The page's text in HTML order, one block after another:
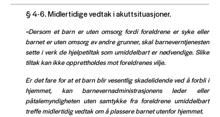
§ 4-6. Midlertidige vedtak i akuttsituasjoner.
«Dersom et barn er uten omsorg fordi foreldrene er syke eller
barnet er uten omsorg av andre grunner, skal barneverntjenesten
sette i verk de hjelpetiltak som umiddelbart er nødvendige. Slike
tiltak kan ikke opprettholdes mot foreldrenes vilje.
Er det fare for at et barn blir vesentlig skadelidende ved å forbli i
hjemmet, kan barnevernadministrasjonens leder eller
påtalemyndigheten uten samtykke fra foreldrene umiddelbart
treffe midlertidig vedtak om å plassere barnet utenfor hjemmet.